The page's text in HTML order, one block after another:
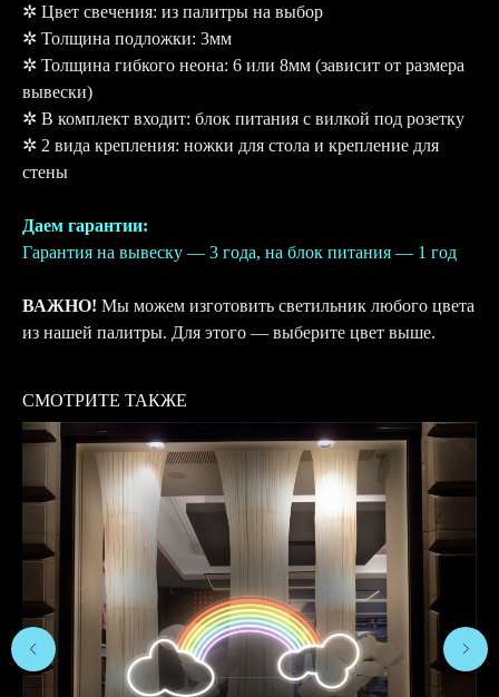
✲ Цвет свечения: из палитры на выбор
✲ Толщина подложки: 3мм
✲ Толщина гибкого неона: 6 или 8мм (зависит от размера
вывески)
✲ В комплект входит: блок питания с вилкой под розетку
✲ 2 вида крепления: ножки для стола и крепление для
стены
Даем гарантии:
Гарантия на вывеску — 3 года, на блок питания — 1 год
ВАЖНО! Мы можем изготовить светильник любого цвета
из нашей палитры. Для этого — выберите цвет выше.
СМОТРИТЕ ТАКЖЕ